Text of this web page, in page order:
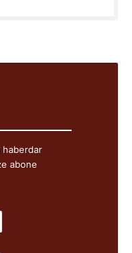
haberdar
abone